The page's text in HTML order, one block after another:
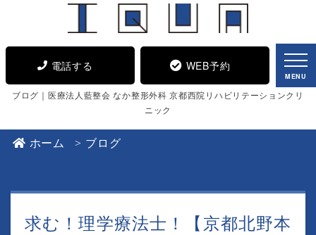
電話する WEB予約
MENU
ブログ｜医療法人藍整会 なか整形外科 京都西院リハビリテーションクリ
ニック
ホーム ブログ
求む！理学療法士！【京都北野本